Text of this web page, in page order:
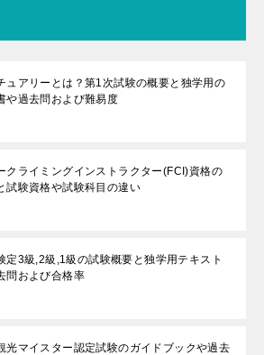
ュアリーとは？第1次試験の概要と独学用の
や過去問および難易度
クライミングインストラクター(FCI)資格の
試験資格や試験科目の違い
定3級,2級,1級の試験概要と独学用テキスト
問および合格率
光マイスター認定試験のガイドブックや過去